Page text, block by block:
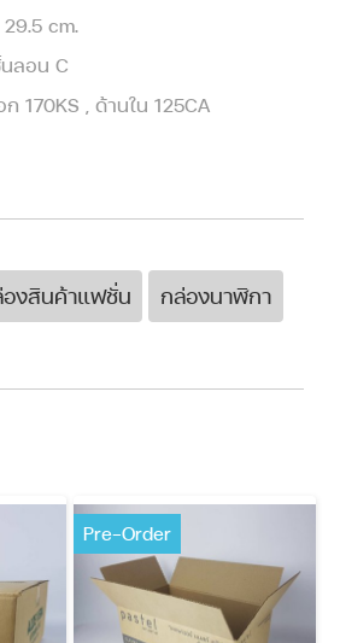
cm.
ลอน C
170KS , ด้านใน 125CA
งสินค้าแฟชั่น กล่องนาฬิกา
Pre-Order